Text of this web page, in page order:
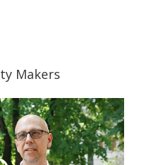
Makers